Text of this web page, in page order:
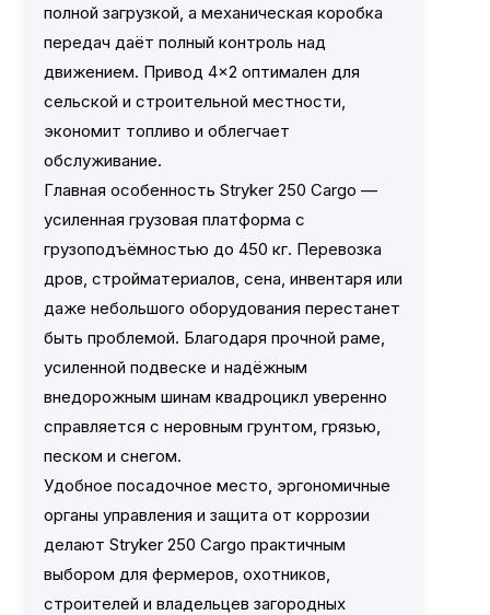
полной загрузкой, а механическая коробка
передач даёт полный контроль над
движением. Привод 4×2 оптимален для
сельской и строительной местности,
экономит топливо и облегчает
обслуживание.
Главная особенность Stryker 250 Cargo —
усиленная грузовая платформа с
грузоподъёмностью до 450 кг. Перевозка
дров, стройматериалов, сена, инвентаря или
даже небольшого оборудования перестанет
быть проблемой. Благодаря прочной раме,
усиленной подвеске и надёжным
внедорожным шинам квадроцикл уверенно
справляется с неровным грунтом, грязью,
песком и снегом.
Удобное посадочное место, эргономичные
органы управления и защита от коррозии
делают Stryker 250 Cargo практичным
выбором для фермеров, охотников,
строителей и владельцев загородных